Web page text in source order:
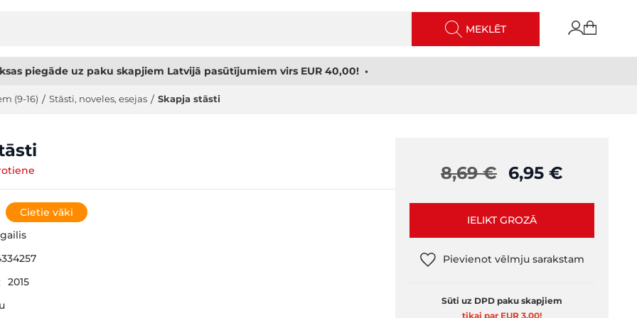
MEKLĒT
piegāde uz paku skapjiem Latvijā pasūtījumiem virs EUR 40,00! •
(9-16) / Stāsti, noveles, esejas / Skapja stāsti
Cietie vāki
2015
8,69 € 6,95 €
IELIKT GROZĀ
Pievienot vēlmju sarakstam
Sūti uz DPD paku skapjiem
tikai par EUR 3,00!